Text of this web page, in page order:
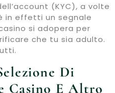
(KYC), a volte
in effetti un segnale
si adopera per
che tu sia adulto.
Di
Casino E Altro